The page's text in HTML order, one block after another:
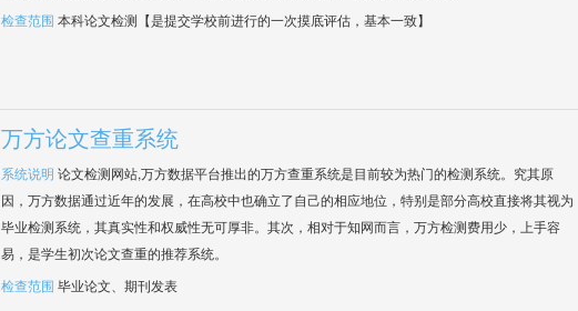
检查范围 本科论文检测【是提交学校前进行的一次摸底评估，基本一致】
万方论文查重系统
系统说明 论文检测网站,万方数据平台推出的万方查重系统是目前较为热门的检测系统。究其原
因，万方数据通过近年的发展，在高校中也确立了自己的相应地位，特别是部分高校直接将其视为
毕业检测系统，其真实性和权威性无可厚非。其次，相对于知网而言，万方检测费用少，上手容
易，是学生初次论文查重的推荐系统。
检查范围 毕业论文、期刊发表